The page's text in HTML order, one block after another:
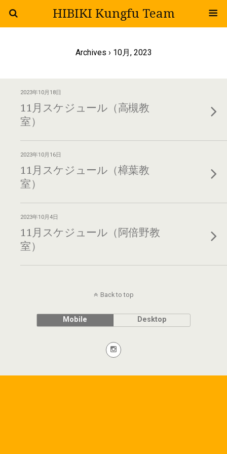
HIBIKI Kungfu Team
Archives › 10月, 2023
2023年10月18日
11月スケジュール（高槻教
室）
2023年10月16日
11月スケジュール（樟葉教
室）
2023年10月4日
11月スケジュール（阿倍野教
室）
Back to top
Mobile Desktop